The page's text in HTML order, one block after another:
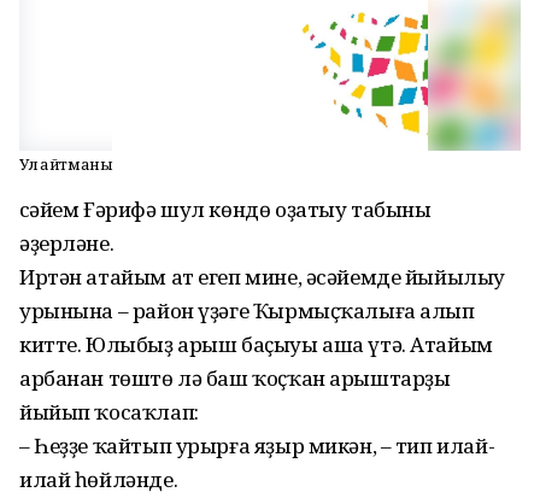
Ул ҡайтманы
Әсәйем Ғәрифә шул көндө оҙатыу табыны
әҙерләне.
Иртән атайым ат егеп мине, әсәйемде йыйылыу
урынына – район үҙәге Ҡырмыҫҡалыға алып
китте. Юлыбыҙ арыш баҫыуы аша үтә. Атайым
арбанан төштө лә баш ҡоҫҡан арыштарҙы
йыйып ҡосаҡлап:
– Һеҙҙе ҡайтып урырға яҙыр микән, – тип илай-
илай һөйләнде.